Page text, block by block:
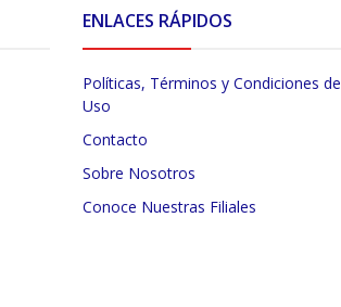
ENLACES RÁPIDOS
Políticas, Términos y Condiciones de
Uso
Contacto
Sobre Nosotros
Conoce Nuestras Filiales